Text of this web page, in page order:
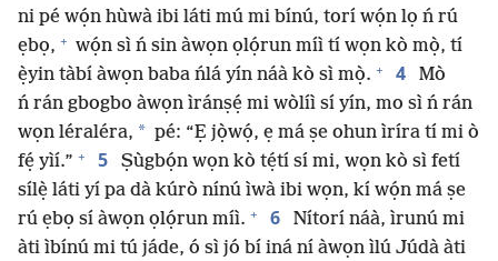
ni pé wọ́n hùwà ibi láti mú mi bínú, torí wọ́n lọ ń rú
ẹbọ, + wọ́n sì ń sin àwọn ọlọ́run míì tí wọn kò mọ̀, tí
ẹ̀yin tàbí àwọn baba ńlá yín náà kò sì mọ̀. + 4
Mò
ń rán gbogbo àwọn ìránṣẹ́ mi wòlíì sí yín, mo sì ń rán
wọn léraléra, * pé: “Ẹ jọ̀wọ́, ẹ má ṣe ohun ìríra tí mi ò
fẹ́ yìí.” + 5
Ṣùgbọ́n wọn kò tẹ́tí sí mi, wọn kò sì fetí
sílẹ̀ láti yí pa dà kúrò nínú ìwà ibi wọn, kí wọ́n má ṣe
rú ẹbọ sí àwọn ọlọ́run míì. + 6
Nítorí náà, ìrunú mi
àti ìbínú mi tú jáde, ó sì jó bí iná ní àwọn ìlú Júdà àti